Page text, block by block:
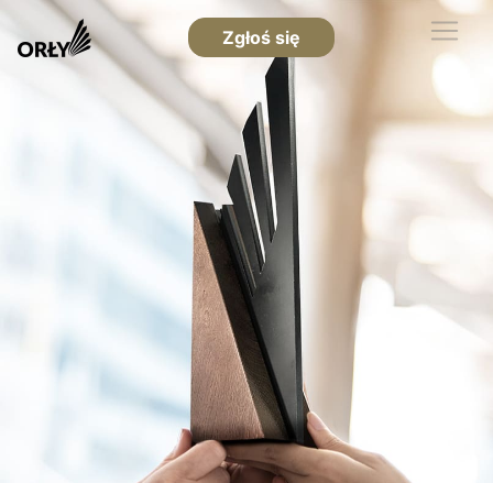
Zgłoś się